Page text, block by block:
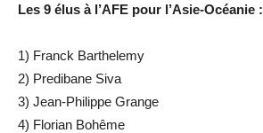
Les 9 élus à l’AFE pour l’Asie-Océanie :
1) Franck Barthelemy
2) Predibane Siva
3) Jean-Philippe Grange
4) Florian Bohême